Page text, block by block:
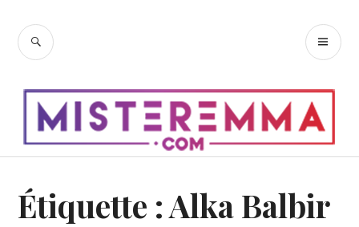
contenu
RECHERCHE
Étiquette :Alka Balbir